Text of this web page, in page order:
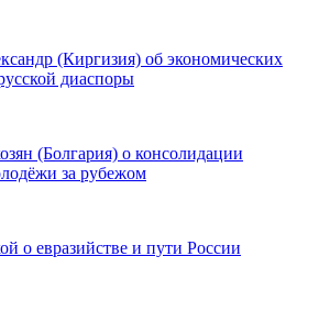
(Киргизия) об экономических
диаспоры
(Болгария) о консолидации
за рубежом
о евразийстве и пути России